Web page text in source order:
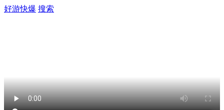
好游快爆 搜索